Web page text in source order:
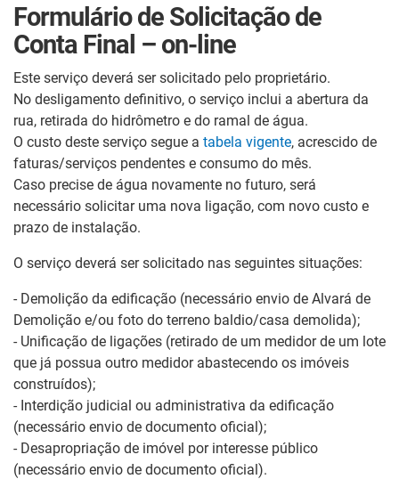
Formulário de Solicitação de
Conta Final – on-line
Este serviço deverá ser solicitado pelo proprietário.
No desligamento definitivo, o serviço inclui a abertura da
rua, retirada do hidrômetro e do ramal de água.
O custo deste serviço segue a tabela vigente, acrescido de
faturas/serviços pendentes e consumo do mês.
Caso precise de água novamente no futuro, será
necessário solicitar uma nova ligação, com novo custo e
prazo de instalação.
O serviço deverá ser solicitado nas seguintes situações:
- Demolição da edificação (necessário envio de Alvará de
Demolição e/ou foto do terreno baldio/casa demolida);
- Unificação de ligações (retirado de um medidor de um lote
que já possua outro medidor abastecendo os imóveis
construídos);
- Interdição judicial ou administrativa da edificação
(necessário envio de documento oficial);
- Desapropriação de imóvel por interesse público
(necessário envio de documento oficial).